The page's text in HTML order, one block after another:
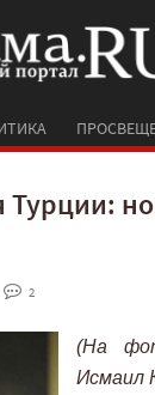
Турции:
2
(На
Исмаил